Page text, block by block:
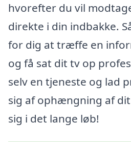
hvorefter du vil
direkte i din indbakke.
for dig at træffe en
og få sat dit tv op
selv en tjeneste og lad
sig af ophængning af
sig i det lange løb!